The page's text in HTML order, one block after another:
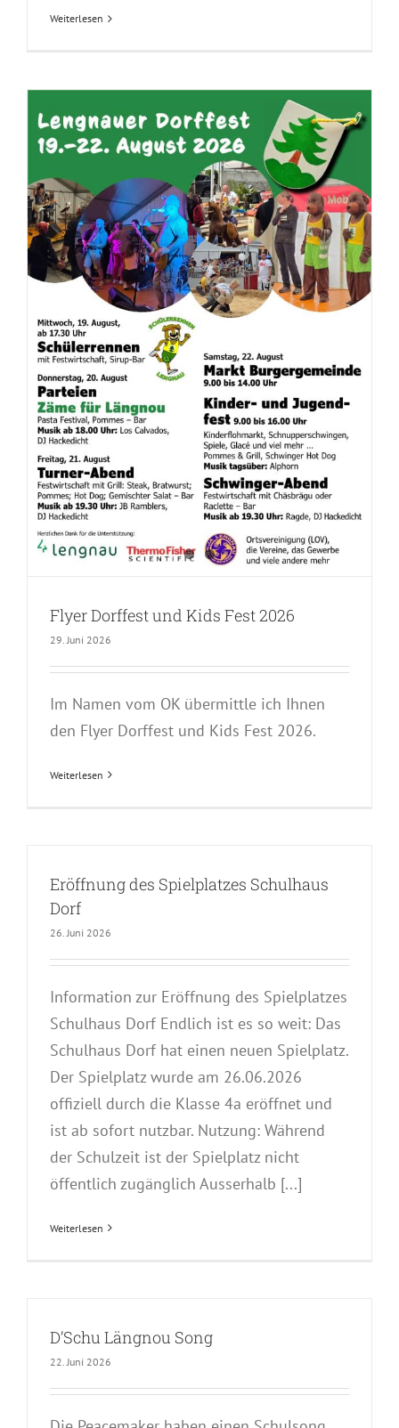
Weiterlesen
Flyer Dorffest und Kids Fest 2026
29. Juni 2026
Im Namen vom OK übermittle ich Ihnen
den Flyer Dorffest und Kids Fest 2026.
Weiterlesen
Eröffnung des Spielplatzes Schulhaus
Dorf
26. Juni 2026
Information zur Eröffnung des Spielplatzes
Schulhaus Dorf Endlich ist es so weit: Das
Schulhaus Dorf hat einen neuen Spielplatz.
Der Spielplatz wurde am 26.06.2026
offiziell durch die Klasse 4a eröffnet und
ist ab sofort nutzbar. Nutzung: Während
der Schulzeit ist der Spielplatz nicht
öffentlich zugänglich Ausserhalb [...]
Weiterlesen
D’Schu Längnou Song
22. Juni 2026